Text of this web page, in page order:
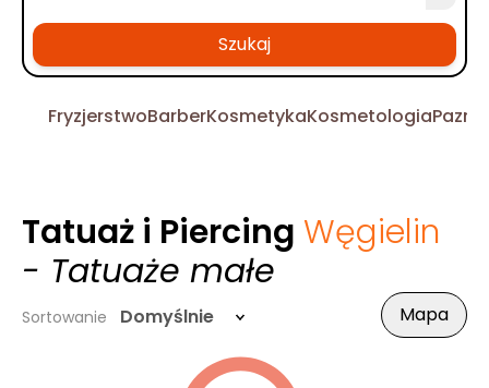
Szukaj
FryzjerstwoBarberKosmetykaKosmetologia
Tatuaż i Piercing Węgielin
- Tatuaże małe
Sortowanie Domyślnie Mapa